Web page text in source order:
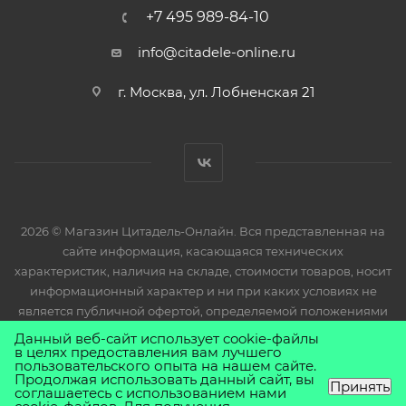
+7 495 989-84-10
info@citadele-online.ru
г. Москва, ул. Лобненская 21
2026 © Магазин Цитадель-Онлайн. Вся представленная на
сайте информация, касающаяся технических
характеристик, наличия на складе, стоимости товаров, носит
информационный характер и ни при каких условиях не
является публичной офертой, определяемой положениями
Статьи 437(2) Гражданского кодекса РФ.
Данный веб-сайт использует cookie-файлы
в целях предоставления вам лучшего
пользовательского опыта на нашем сайте.
Продолжая использовать данный сайт, вы
соглашаетесь с использованием нами Принять